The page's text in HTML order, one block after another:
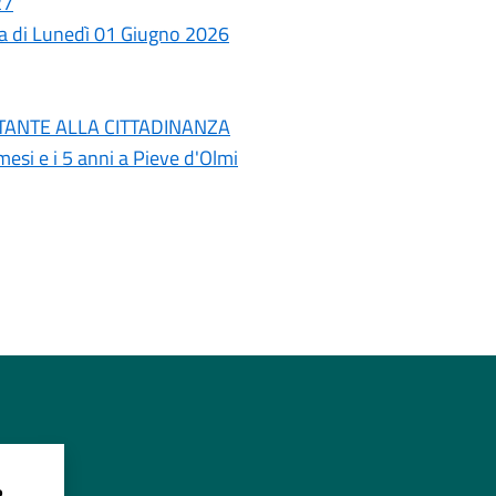
di Lunedì 01 Giugno 2026
ALLA CITTADINANZA
e i 5 anni a Pieve d'Olmi